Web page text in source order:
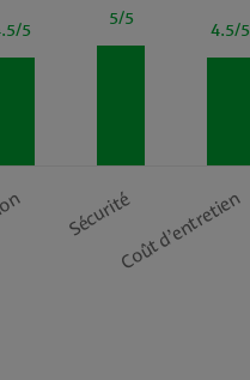
5 5/5
Sécurité
4.5/5
Coût d’entretien